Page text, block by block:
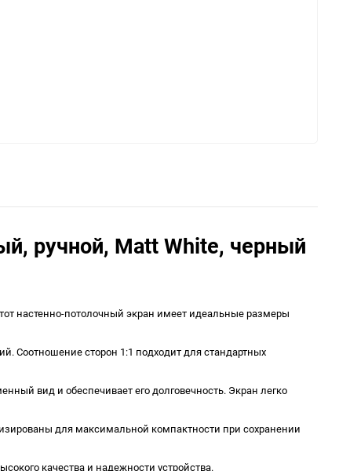
ручной, Matt White, черный
настенно-потолочный экран имеет идеальные размеры
Соотношение сторон 1:1 подходит для стандартных
вид и обеспечивает его долговечность. Экран легко
для максимальной компактности при сохранении
качества и надежности устройства.